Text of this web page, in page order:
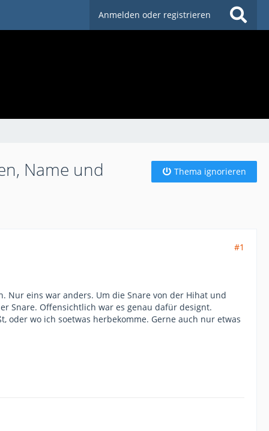
Anmelden oder registrieren
Name und Thema ignorieren
#1
Nur eins war anders. Um die Snare von der Hihat und
Snare. Offensichtlich war es genau dafür designt.
oder wo ich soetwas herbekomme. Gerne auch nur etwas